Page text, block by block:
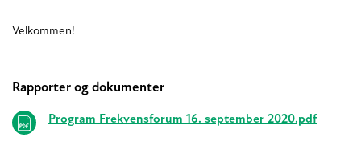
Velkommen!
Relaterte
Rapporter og dokumenter
Program Frekvensforum 16. september 2020.pdf